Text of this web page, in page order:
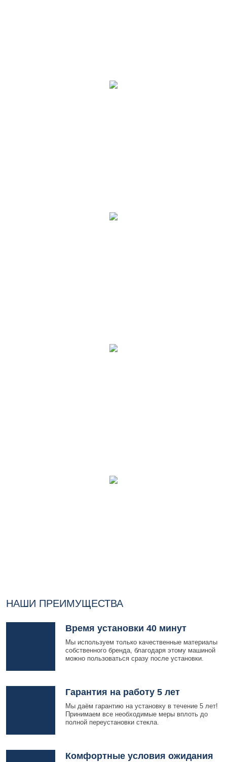
НАШИ ПРЕИМУЩЕСТВА
Время установки 40 минут
Мы используем только качественные материалы
собственного бренда, благодаря этому машиной
можно пользоваться сразу после установки.
Гарантия на работу 5 лет
Мы даём гарантию на установку в течение 5 лет!
Принимаем все необходимые меры вплоть до
полной переустановки стекла.
Комфортные условия ожидания